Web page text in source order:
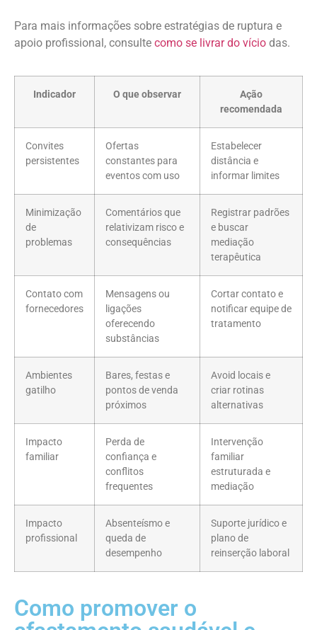
Para mais informações sobre estratégias de ruptura e
apoio profissional, consulte como se livrar do vício das.
Indicador O que observar
Ação
recomendada
Convites
persistentes
Ofertas
constantes para
eventos com uso
Estabelecer
distância e
informar limites
Minimização
de
problemas
Comentários que
relativizam risco e
consequências
Registrar padrões
e buscar
mediação
terapêutica
Contato com
fornecedores
Mensagens ou
ligações
oferecendo
substâncias
Cortar contato e
notificar equipe de
tratamento
Ambientes
gatilho
Bares, festas e
pontos de venda
próximos
Avoid locais e
criar rotinas
alternativas
Impacto
familiar
Perda de
confiança e
conflitos
frequentes
Intervenção
familiar
estruturada e
mediação
Impacto
profissional
Absenteísmo e
queda de
desempenho
Suporte jurídico e
plano de
reinserção laboral
Como promover o